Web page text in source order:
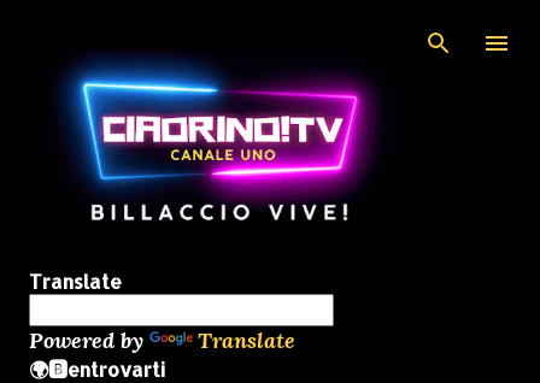
Translate
Powered by Translate
🌍🅱️entrovarti